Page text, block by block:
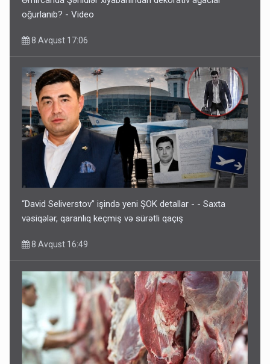
oğurlanıb? - Video
8 Avqust 17:06
“David Seliverstov” işində yeni ŞOK detallar - - Saxta
vəsiqələr, qaranlıq keçmiş və sürətli qaçış
8 Avqust 16:49